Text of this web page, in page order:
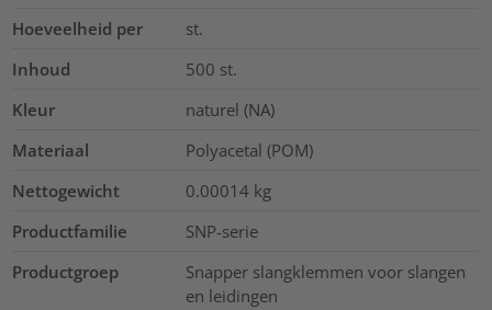
Hoeveelheid per
st.
Inhoud
500 st.
Kleur
naturel (NA)
Materiaal
Polyacetal (POM)
Nettogewicht
0.00014 kg
Productfamilie
SNP-serie
Productgroep
Snapper slangklemmen voor slangen
en leidingen